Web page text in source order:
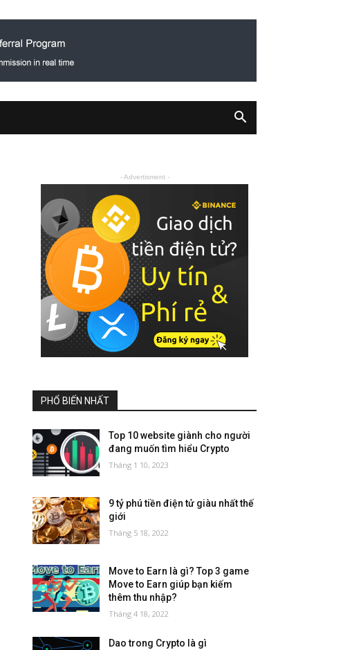
- Advertisment -
PHỔ BIẾN NHẤT
Top 10 website giành cho người
đang muốn tìm hiểu Crypto
Tháng 1 10, 2023
9 tỷ phú tiền điện tử giàu nhất thế
giới
Tháng 5 18, 2022
Move to Earn là gì? Top 3 game
Move to Earn giúp bạn kiếm
thêm thu nhập?
Tháng 4 18, 2022
Dao trong Crypto là gì